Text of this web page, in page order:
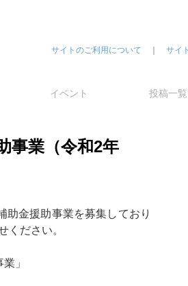
サイトのご利用について サイ
イベント 投稿一覧
事業（令和2年
助金援助事業を募集しており
ください。
」